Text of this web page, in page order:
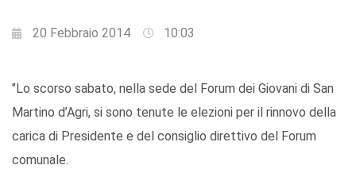
20 Febbraio 2014 10:03
"Lo scorso sabato, nella sede del Forum dei Giovani di San
Martino d’Agri, si sono tenute le elezioni per il rinnovo della
carica di Presidente e del consiglio direttivo del Forum
comunale.